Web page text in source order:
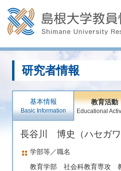
研究者情報
基本情報
Basic Information
教育活動
Educational
長谷川 博史（ハセガ
学部等／職名
教育学部 社会科教育専攻